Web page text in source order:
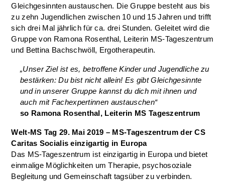
Gleichgesinnten austauschen. Die Gruppe besteht aus bis
zu zehn Jugendlichen zwischen 10 und 15 Jahren und trifft
sich drei Mal jährlich für ca. drei Stunden. Geleitet wird die
Gruppe von Ramona Rosenthal, Leiterin MS-Tageszentrum
und Bettina Bachschwöll, Ergotherapeutin.
„Unser Ziel ist es, betroffene Kinder und Jugendliche zu
bestärken: Du bist nicht allein! Es gibt Gleichgesinnte
und in unserer Gruppe kannst du dich mit ihnen und
auch mit Fachexpertinnen austauschen“
so Ramona Rosenthal, Leiterin MS Tageszentrum
Welt-MS Tag 29. Mai 2019 – MS-Tageszentrum der CS
Caritas Socialis einzigartig in Europa
Das MS-Tageszentrum ist einzigartig in Europa und bietet
einmalige Möglichkeiten um Therapie, psychosoziale
Begleitung und Gemeinschaft tagsüber zu verbinden.